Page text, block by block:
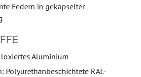
Federn in gekapselter
Aluminium
Polyurethanbeschichtete RAL-